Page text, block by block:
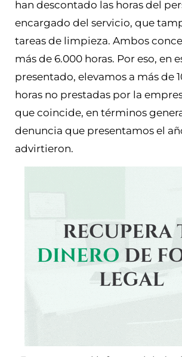
han descontado las horas del
encargado del servicio, que
tareas de limpieza. Ambos
más de 6.000 horas. Por eso, en
presentado, elevamos a más de
horas no prestadas por la
que coincide, en términos
denuncia que presentamos el
advirtieron.